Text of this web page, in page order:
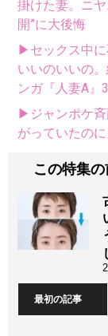
掛けた妻。ニ
開”に大後悔
▶セックス中に
いいのいいの
ンガ『人妻A』
▶ジャンポケ斉
がっていたの
この特集
最初の記事